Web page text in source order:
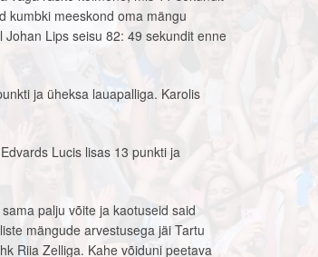
kumbki meeskond oma mängu
Lips seisu 82: 49 sekundit enne
ja üheksa lauapalliga. Karolis
Lucis lisas 13 punkti ja
palju võite ja kaotuseid said
mängude arvestusega jäi Tartu
Riia Zelliga. Kahe võiduni peetava